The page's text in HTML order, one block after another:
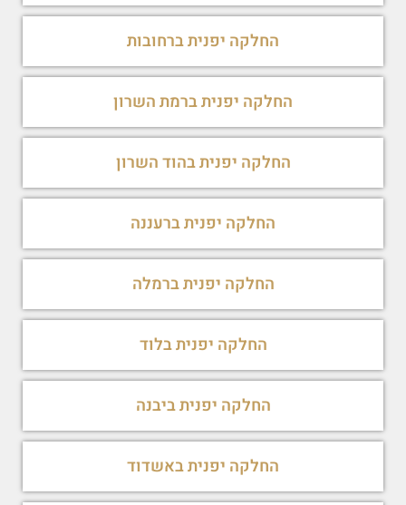
החלקה יפנית ברחובות
החלקה יפנית ברמת השרון
החלקה יפנית בהוד השרון
החלקה יפנית ברעננה
החלקה יפנית ברמלה
החלקה יפנית בלוד
החלקה יפנית ביבנה
החלקה יפנית באשדוד